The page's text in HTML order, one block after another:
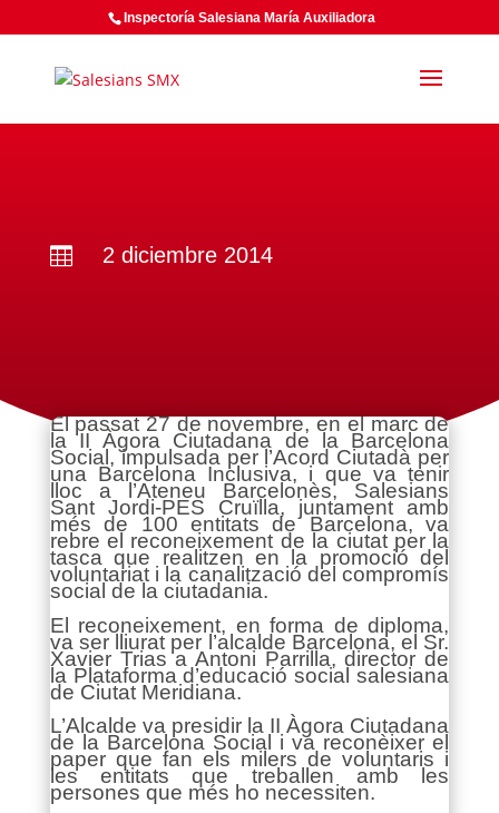
Inspectoría Salesiana María Auxiliadora
 2 diciembre 2014
El passat 27 de novembre, en el marc de
la II Àgora Ciutadana de la Barcelona
Social, impulsada per l’Acord Ciutadà per
una Barcelona Inclusiva, i que va tenir
lloc a l’Ateneu Barcelonès, Salesians
Sant Jordi-PES Cruïlla, juntament amb
més de 100 entitats de Barcelona, va
rebre el reconeixement de la ciutat per la
tasca que realitzen en la promoció del
voluntariat i la canalització del compromís
social de la ciutadania.
El reconeixement, en forma de diploma,
va ser lliurat per l’alcalde Barcelona, el Sr.
Xavier Trias a Antoni Parrilla, director de
la Plataforma d’educació social salesiana
de Ciutat Meridiana.
L’Alcalde va presidir la II Àgora Ciutadana
de la Barcelona Social i va reconèixer el
paper que fan els milers de voluntaris i
les entitats que treballen amb les
persones que més ho necessiten.